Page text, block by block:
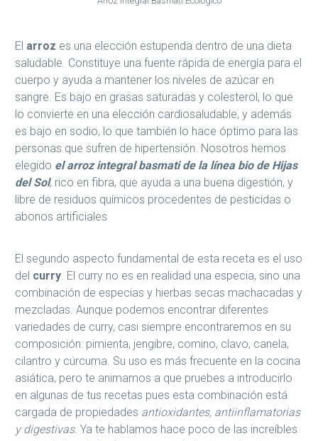
El arroz es una elección estupenda dentro de una dieta
saludable. Constituye una fuente rápida de energía para el
cuerpo y ayuda a mantener los niveles de azúcar en
sangre. Es bajo en grasas saturadas y colesterol, lo que
lo convierte en una elección cardiosaludable, y además
es bajo en sodio, lo que también lo hace óptimo para las
personas que sufren de hipertensión. Nosotros hemos
elegido el arroz integral basmati de la línea bio de Hijas
del Sol, rico en fibra, que ayuda a una buena digestión, y
libre de residuos químicos procedentes de pesticidas o
abonos artificiales
El segundo aspecto fundamental de esta receta es el uso
del curry. El curry no es en realidad una especia, sino una
combinación de especias y hierbas secas machacadas y
mezcladas. Aunque podemos encontrar diferentes
variedades de curry, casi siempre encontraremos en su
composición: pimienta, jengibre, comino, clavo, canela,
cilantro y cúrcuma. Su uso es más frecuente en la cocina
asiática, pero te animamos a que pruebes a introducirlo
en algunas de tus recetas pues esta combinación está
cargada de propiedades antioxidantes, antiinflamatorias
y digestivas. Ya te hablamos hace poco de las increíbles